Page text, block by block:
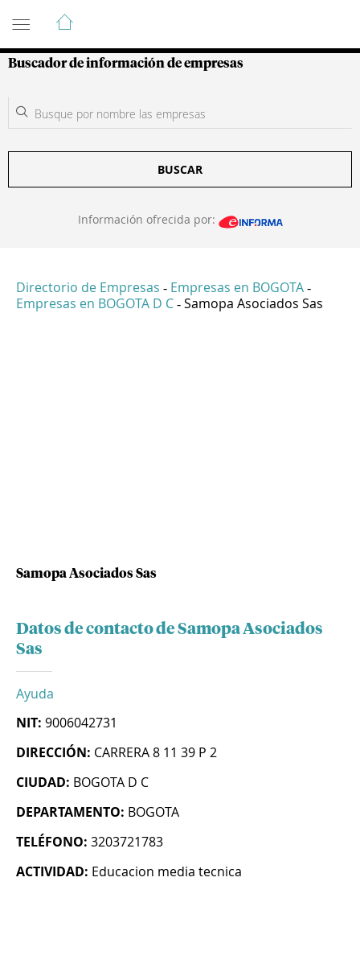
Guía de Empresas Colombianas
Buscador de información de empresas
BUSCAR
Información ofrecida por:
Directorio de Empresas - Empresas en BOGOTA -
Empresas en BOGOTA D C - Samopa Asociados Sas
Samopa Asociados Sas
Datos de contacto de Samopa Asociados
Sas
Ayuda
NIT: 9006042731
DIRECCIÓN: CARRERA 8 11 39 P 2
CIUDAD: BOGOTA D C
DEPARTAMENTO: BOGOTA
TELÉFONO: 3203721783
ACTIVIDAD: Educacion media tecnica